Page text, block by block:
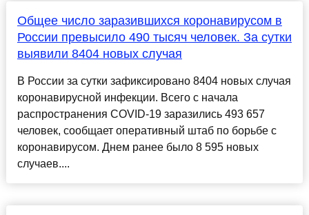
Общее число заразившихся коронавирусом в
России превысило 490 тысяч человек. За сутки
выявили 8404 новых случая
В России за сутки зафиксировано 8404 новых случая
коронавирусной инфекции. Всего с начала
распространения COVID-19 заразились 493 657
человек, сообщает оперативный штаб по борьбе с
коронавирусом. Днем ранее было 8 595 новых
случаев....